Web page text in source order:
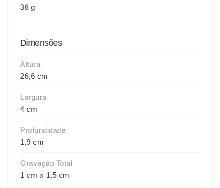
36 g
Dimensões
Altura
26,6 cm
Largura
4 cm
Profundidade
1,9 cm
Gravação Total
1 cm x 1,5 cm